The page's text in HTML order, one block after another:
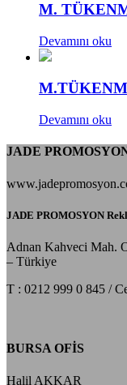
M.
Devamını oku
Devamını oku
JADE
JADE PROMOSYON
Adnan Kahveci Mah.
– Türkiye
T : 0212 999 0 845 /
BURSA OFİS
Halil AKKAR